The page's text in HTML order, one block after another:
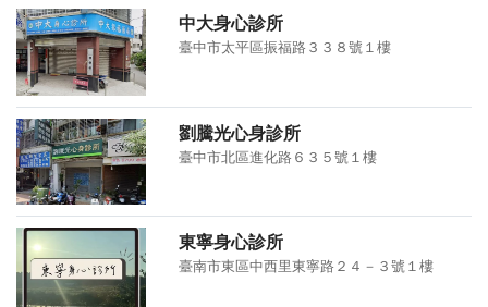
中大身心診所
臺中市太平區振福路３３８號１樓
劉騰光心身診所
臺中市北區進化路６３５號１樓
東寧身心診所
臺南市東區中西里東寧路２４－３號１樓